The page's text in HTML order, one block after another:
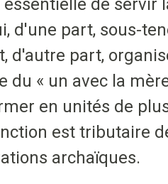
de servir
d'une part, sous-
d'autre part,
du « un avec la
en unités de
est tributaire
archaïques.